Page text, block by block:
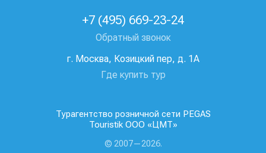
Турагентство розничной сети PEGAS
Touristik ООО «ЦМТ»
© 2007—2026.
+7 (495) 669-23-24
Обратный звонок
г. Москва, Козицкий пер, д. 1А
Где купить тур